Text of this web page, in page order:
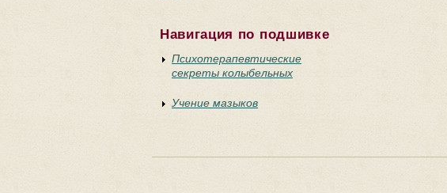
Навигация по подшивке
Психотерапевтические
секреты колыбельных
Учение мазыков